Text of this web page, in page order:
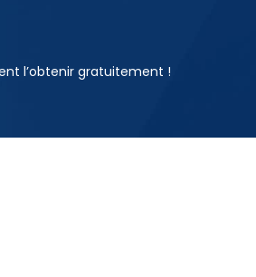
l’obtenir gratuitement !